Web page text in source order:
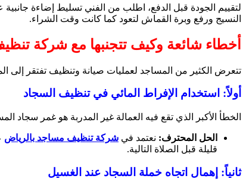
لتقييم الجودة قبل الدفع، اطلب من الفني تسليط إضاءة
النسيج ورفع وبرة القماش لتعود كما كانت وقت الشراء.
أخطاء شائعة وكيف تتجنبها مع شركة
تتعرض الكثير من المساجد لعمليات صيانة وتنظيف تفتقر إلى
أولاً: استخدام الإفراط المائي في تنظيف السجاد
الخطأ الأكبر الذي تقع فيه العمالة غير المدربة هو غمر سجاد
الحل المحترف: نعتمد في شركة تنظيف مساجد بالرياض
قليلة قبل الصلاة التالية.
ثانياً: إهمال اتجاه خملة السجاد عند الغسيل